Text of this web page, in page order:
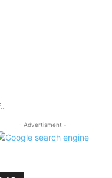
- Advertisment -